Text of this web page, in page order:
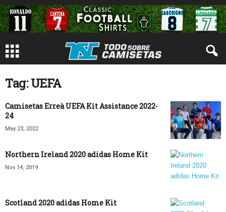
Tag: UEFA
Camisetas Erreà UEFA Kit Assistance 2022-
24
May 23, 2022
Northern Ireland 2020 adidas Home Kit
Nov 14, 2019
Scotland 2020 adidas Home Kit